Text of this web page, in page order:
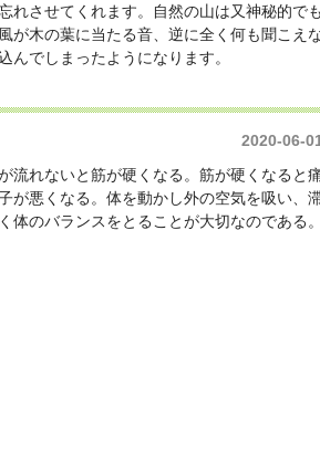
れさせてくれます。自然の山は又神秘的で
が木の葉に当たる音、逆に全く何も聞こえ
でしまったようになります。
2020-06-
れないと筋が硬くなる。筋が硬くなると
が悪くなる。体を動かし外の空気を吸い、
のバランスをとることが大切なのである。